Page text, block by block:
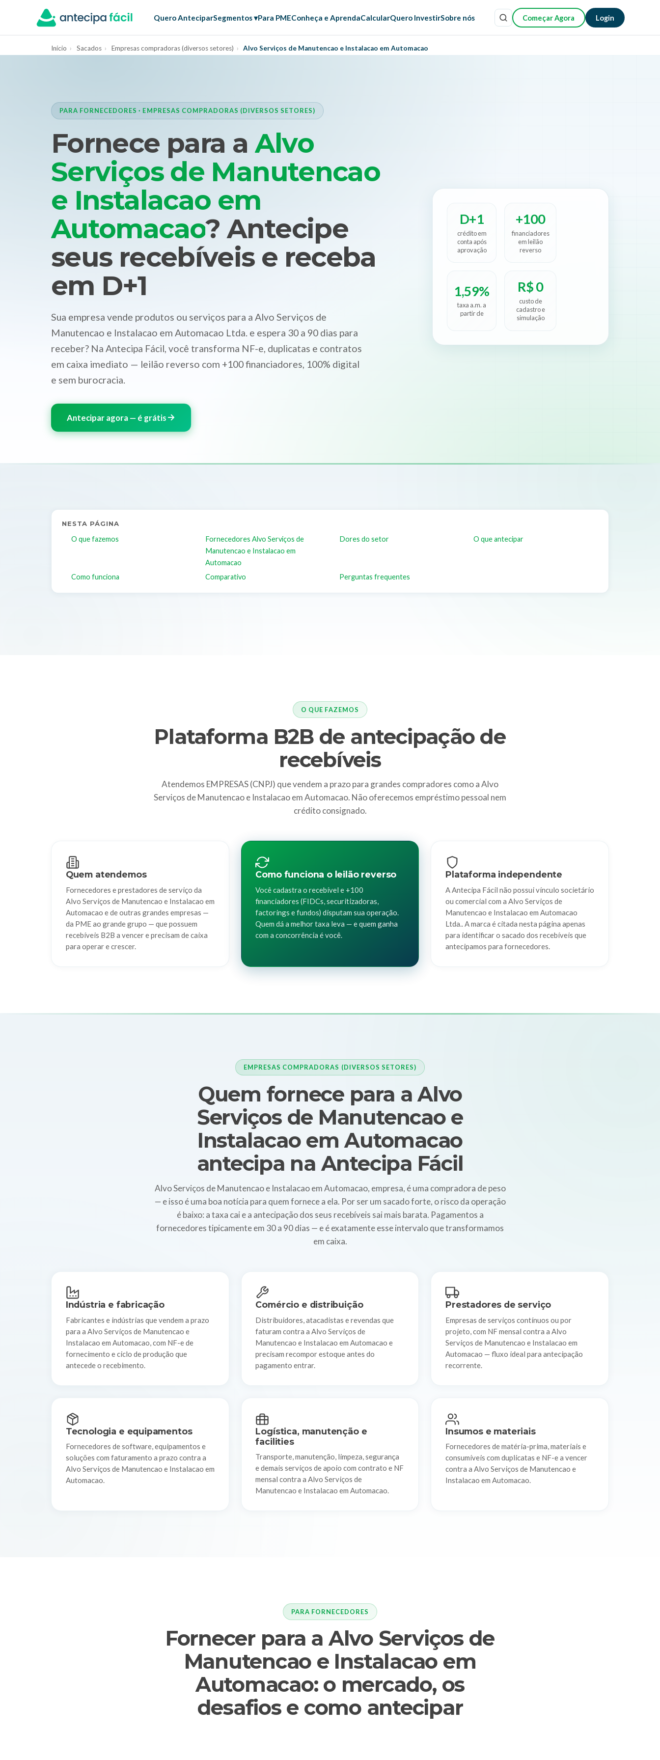
Quero AnteciparSegmentos ▾Para PMEConheça e AprendaCalcularQuero InvestirSobre nós Começar Agora Login
Início › Sacados › Empresas compradoras (diversos setores) › Alvo Serviços de Manutencao e Instalacao em Automacao
PARA FORNECEDORES · EMPRESAS COMPRADORAS (DIVERSOS SETORES)
Fornece para a Alvo
Serviços de Manutencao
e Instalacao em
Automacao? Antecipe
seus recebíveis e receba
em D+1
Sua empresa vende produtos ou serviços para a Alvo Serviços de
Manutencao e Instalacao em Automacao Ltda. e espera 30 a 90 dias para
receber? Na Antecipa Fácil, você transforma NF-e, duplicatas e contratos
em caixa imediato — leilão reverso com +100 financiadores, 100% digital
e sem burocracia.
Antecipar agora — é grátis
D+1
crédito em
conta após
aprovação
+100
financiadores
em leilão
reverso
1,59%
taxa a.m. a
partir de
R$ 0
custo de
cadastro e
simulação
NESTA PÁGINA
O que fazemos
Fornecedores Alvo Serviços de
Manutencao e Instalacao em
Automacao
Dores do setor O que antecipar
Como funciona Comparativo Perguntas frequentes
O QUE FAZEMOS
Plataforma B2B de antecipação de
recebíveis
Atendemos EMPRESAS (CNPJ) que vendem a prazo para grandes compradores como a Alvo
Serviços de Manutencao e Instalacao em Automacao. Não oferecemos empréstimo pessoal nem
crédito consignado.
Quem atendemos
Fornecedores e prestadores de serviço da
Alvo Serviços de Manutencao e Instalacao em
Automacao e de outras grandes empresas —
da PME ao grande grupo — que possuem
recebíveis B2B a vencer e precisam de caixa
para operar e crescer.
Como funciona o leilão reverso
Você cadastra o recebível e +100
financiadores (FIDCs, securitizadoras,
factorings e fundos) disputam sua operação.
Quem dá a melhor taxa leva — e quem ganha
com a concorrência é você.
Plataforma independente
A Antecipa Fácil não possui vínculo societário
ou comercial com a Alvo Serviços de
Manutencao e Instalacao em Automacao
Ltda.. A marca é citada nesta página apenas
para identificar o sacado dos recebíveis que
antecipamos para fornecedores.
EMPRESAS COMPRADORAS (DIVERSOS SETORES)
Quem fornece para a Alvo
Serviços de Manutencao e
Instalacao em Automacao
antecipa na Antecipa Fácil
Alvo Serviços de Manutencao e Instalacao em Automacao, empresa, é uma compradora de peso
— e isso é uma boa notícia para quem fornece a ela. Por ser um sacado forte, o risco da operação
é baixo: a taxa cai e a antecipação dos seus recebíveis sai mais barata. Pagamentos a
fornecedores tipicamente em 30 a 90 dias — e é exatamente esse intervalo que transformamos
em caixa.
Indústria e fabricação
Fabricantes e indústrias que vendem a prazo
para a Alvo Serviços de Manutencao e
Instalacao em Automacao, com NF-e de
fornecimento e ciclo de produção que
antecede o recebimento.
Comércio e distribuição
Distribuidores, atacadistas e revendas que
faturam contra a Alvo Serviços de
Manutencao e Instalacao em Automacao e
precisam recompor estoque antes do
pagamento entrar.
Prestadores de serviço
Empresas de serviços contínuos ou por
projeto, com NF mensal contra a Alvo
Serviços de Manutencao e Instalacao em
Automacao — fluxo ideal para antecipação
recorrente.
Tecnologia e equipamentos
Fornecedores de software, equipamentos e
soluções com faturamento a prazo contra a
Alvo Serviços de Manutencao e Instalacao em
Automacao.
Logística, manutenção e
facilities
Transporte, manutenção, limpeza, segurança
e demais serviços de apoio com contrato e NF
mensal contra a Alvo Serviços de
Manutencao e Instalacao em Automacao.
Insumos e materiais
Fornecedores de matéria-prima, materiais e
consumíveis com duplicatas e NF-e a vencer
contra a Alvo Serviços de Manutencao e
Instalacao em Automacao.
PARA FORNECEDORES
Fornecer para a Alvo Serviços de
Manutencao e Instalacao em
Automacao: o mercado, os
desafios e como antecipar